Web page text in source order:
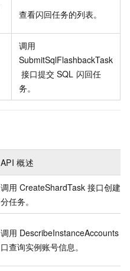
查看闪回任务的列表。
调用
SubmitSqlFlashbackTask
接口提交 SQL 闪回任
务。
API 概述
调用 CreateShardTask 接口创建拆
分任务。
调用 DescribeInstanceAccounts
口查询实例账号信息。